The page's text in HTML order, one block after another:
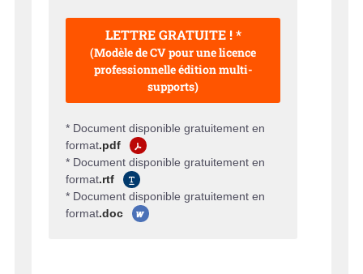
LETTRE GRATUITE ! *
(Modèle de CV pour une licence
professionnelle édition multi-
supports)
* Document disponible gratuitement en
format.pdf
* Document disponible gratuitement en
format.rtf
* Document disponible gratuitement en
format.doc